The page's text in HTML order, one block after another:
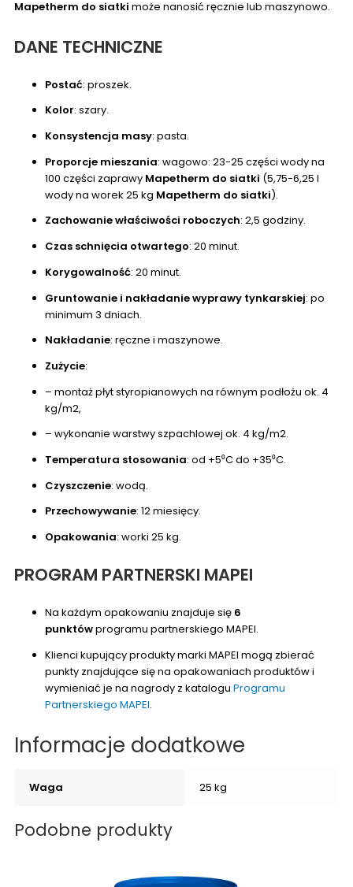
Mapetherm do siatki może nanosić ręcznie lub maszynowo.
DANE TECHNICZNE
Postać: proszek.
Kolor: szary.
Konsystencja masy: pasta.
Proporcje mieszania: wagowo: 23-25 części wody na
100 części zaprawy Mapetherm do siatki (5,75-6,25 l
wody na worek 25 kg Mapetherm do siatki).
Zachowanie właściwości roboczych: 2,5 godziny.
Czas schnięcia otwartego: 20 minut.
Korygowalność: 20 minut.
Gruntowanie i nakładanie wyprawy tynkarskiej: po
minimum 3 dniach.
Nakładanie: ręczne i maszynowe.
Zużycie:
– montaż płyt styropianowych na równym podłożu ok. 4
kg/m2,
– wykonanie warstwy szpachlowej ok. 4 kg/m2.
Temperatura stosowania: od +5⁰C do +35⁰C.
Czyszczenie: wodą.
Przechowywanie: 12 miesięcy.
Opakowania: worki 25 kg.
PROGRAM PARTNERSKI MAPEI
Na każdym opakowaniu znajduje się 6
punktówprogramu partnerskiego MAPEI.
Klienci kupujący produkty marki MAPEI mogą zbierać
punkty znajdujące się na opakowaniach produktów i
wymieniać je na nagrody z kataloguProgramu
Partnerskiego MAPEI.
Informacje dodatkowe
Waga 25 kg
Podobne produkty